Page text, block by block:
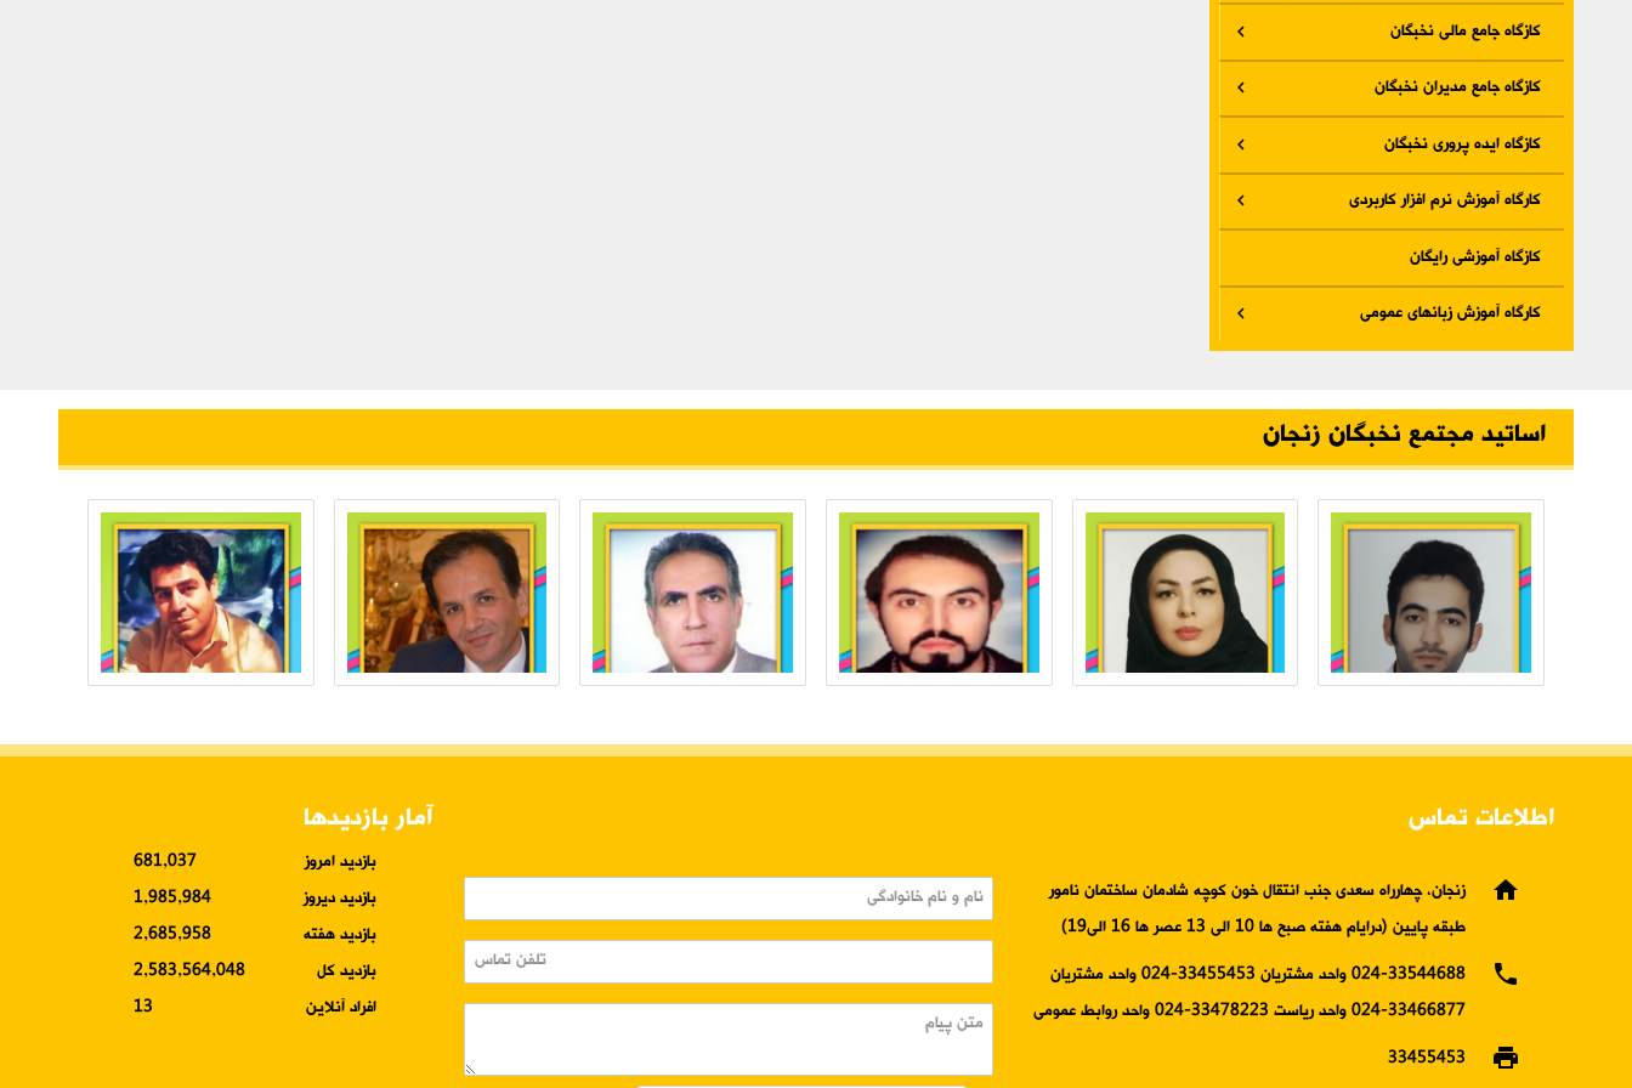
کازگاه جامع مالی نخبگان
کازگاه جامع مدیران نخبگان
کازگاه ایده پروری نخبگان
کارگاه آموزش نرم افزار کاربردی
کازگاه آموزشی رایگان
کارگاه آموزش زبانهای عمومی
اساتید مجتمع نخبگان زنجان
اطلاعات تماس
home
زنجان، چهارراه سعدی جنب انتقال خون کوچه شادمان ساختمان نامور
طبقه پایین (درایام هفته صبح ها 10 الی 13 عصر ها 16 الی19)
phone
024-33544688 واحد مشتریان 33455453-024 واحد مشتریان
33466877-024 واحد ریاست 33478223-024 واحد روابط عمومی
print
33455453
آمار بازدیدها
بازدید امروز
681,037
بازدید دیروز
1,985,984
بازدید هفته
2,685,958
بازدید کل
2,583,564,048
افراد آنلاین
13